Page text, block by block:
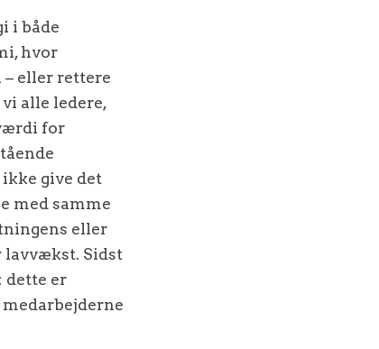
i både
hvor
– eller rettere
alle ledere,
for
give det
med samme
eller
lavvækst. Sidst
dette er